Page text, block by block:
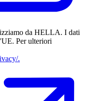
da HELLA. I dati
Per ulteriori
.